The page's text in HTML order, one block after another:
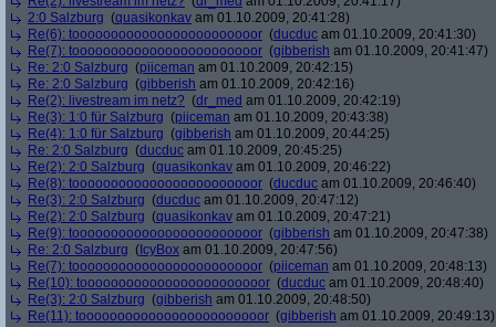
2:0 Salzburg (quasikonkav am 01.10.2009, 20:41:28)
Re(6): toooooooooooooooooooooooor (ducduc am 01.10.2009, 20:41:30)
Re(7): toooooooooooooooooooooooor (gibberish am 01.10.2009, 20:41:47)
Re: 2:0 Salzburg (piiceman am 01.10.2009, 20:42:15)
Re: 2:0 Salzburg (gibberish am 01.10.2009, 20:42:16)
Re(2): livestream im netz? (dr_med am 01.10.2009, 20:42:19)
Re(3): 1:0 für Salzburg (piiceman am 01.10.2009, 20:43:38)
Re(4): 1:0 für Salzburg (gibberish am 01.10.2009, 20:44:25)
Re: 2:0 Salzburg (ducduc am 01.10.2009, 20:45:25)
Re(2): 2:0 Salzburg (quasikonkav am 01.10.2009, 20:46:22)
Re(8): toooooooooooooooooooooooor (ducduc am 01.10.2009, 20:46:40)
Re(3): 2:0 Salzburg (ducduc am 01.10.2009, 20:47:12)
Re(2): 2:0 Salzburg (quasikonkav am 01.10.2009, 20:47:21)
Re(9): toooooooooooooooooooooooor (gibberish am 01.10.2009, 20:47:38)
Re: 2:0 Salzburg ( IcyBox am 01.10.2009, 20:47:56)
Re(7): toooooooooooooooooooooooor (piiceman am 01.10.2009, 20:48:13)
Re(10): toooooooooooooooooooooooor (ducduc am 01.10.2009, 20:48:40)
Re(3): 2:0 Salzburg (gibberish am 01.10.2009, 20:48:50)
Re(11): toooooooooooooooooooooooor (gibberish am 01.10.2009, 20:49:13)